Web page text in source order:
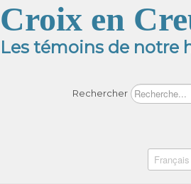
Croix en
Les témoins de notre
Rechercher